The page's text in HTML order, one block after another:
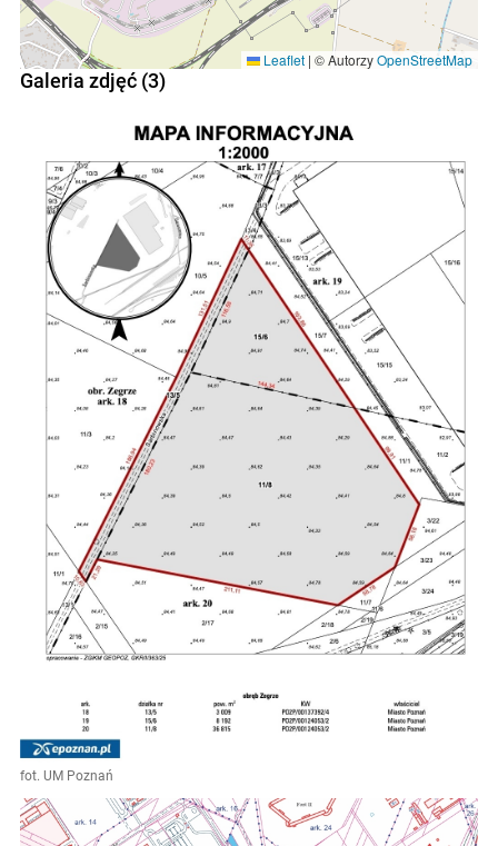
Leaflet | © AutorzyOpenStreetMap
Galeria zdjęć (3)
fot. UM Poznań